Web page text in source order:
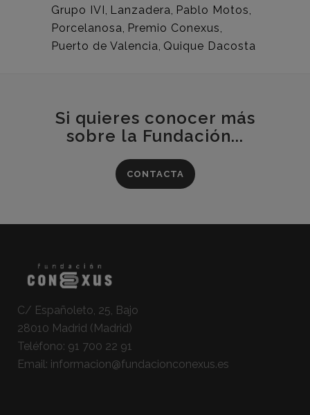
Grupo IVI, Lanzadera, Pablo Motos,
Porcelanosa, Premio Conexus,
Puerto de Valencia, Quique Dacosta
Si quieres conocer más
sobre la Fundación...
CONTACTA
C/ Españoleto, 25, Bajo
28010 Madrid (Madrid)
Teléfono: 91 700 22 91
Email: informacion@fundacionconexus.es